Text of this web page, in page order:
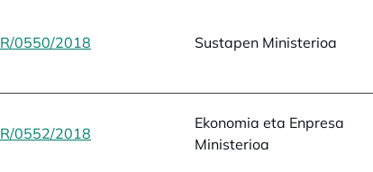
R/0550/2018 opens in a new tabSustapen Ministerioa
R/0552/2018 opens in a new tab
Ekonomia eta Enpresa
Ministerioa